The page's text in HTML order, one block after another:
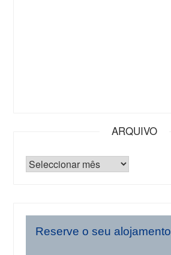
ARQUIVO
Reserve o seu alojamento